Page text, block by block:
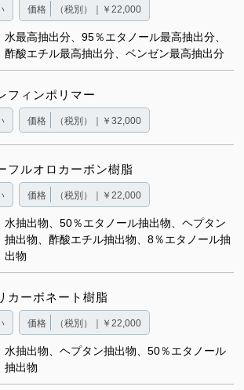
価格 （税別）｜￥22,000
水最高抽出分、95％エタノール最高抽出分、
酢酸エチル最高抽出分、ベンゼン最高抽出分
フィンポリマー
価格 （税別）｜￥32,000
フルオロカーボン樹脂
価格 （税別）｜￥22,000
水抽出物、50％エタノール抽出物、ヘプタン
抽出物、酢酸エチル抽出物、8％エタノール抽
出物
カーボネート樹脂
価格 （税別）｜￥22,000
水抽出物、ヘプタン抽出物、50％エタノール
抽出物